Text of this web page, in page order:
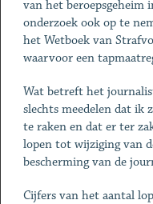
van het
onderzoek ook op te
het Wetboek van
waarvoor een
Wat betreft het
slechts meedelen dat ik
te raken en dat er ter
lopen tot wijziging van
bescherming van de
Cijfers van het aantal